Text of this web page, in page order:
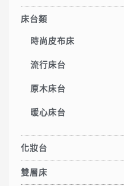
床台類
時尚皮布床
流行床台
原木床台
暖心床台
化妝台
雙層床